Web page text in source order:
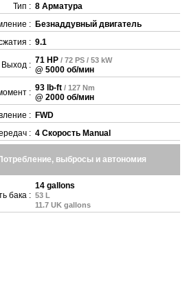
Тип : 8 Арматура
: Безнаддувный двигатель
: 9.1
Выход : 71 HP / 72 PS / 53 kW
@ 5000 об/мин
: 93 lb-ft / 127 Nm
@ 2000 об/мин
: FWD
: 4 Скорость Manual
выбросы и автономия
бака :
14 gallons
53 L
11.7 UK gallons